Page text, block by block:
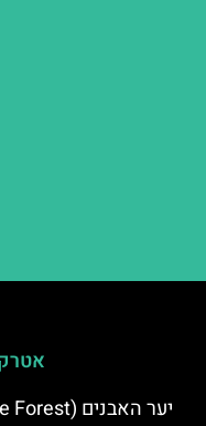
יער האבנים (Stone Forest) ליד ורנה